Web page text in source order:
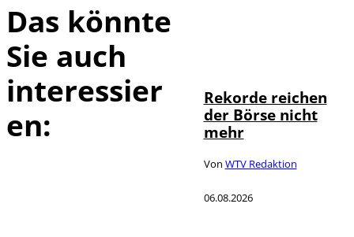
Das könnte
Sie auch
interessier
en:
Rekorde reichen
der Börse nicht
mehr
Von WTV Redaktion
06.08.2026